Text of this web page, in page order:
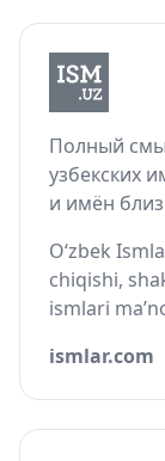
Полный
узбекских
и имён
O‘zbek
chiqishi,
ismlari
ismlar.com